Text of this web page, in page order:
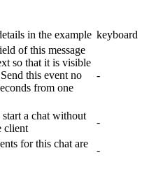
in the example keyboard
of this message
so that it is visible
this event no
from one
-
a chat without
client
-
for this chat are
-